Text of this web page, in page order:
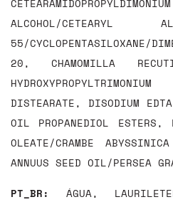
ALCOHOL/CETEARYL
55/CYCLOPENTASILOXANE/
20, CHAMOMILLA
DISTEARATE, DISODIUM
OIL PROPANEDIOL ESTERS,
OLEATE/CRAMBE
ANNUUS SEED OIL/PERSEA
PT_BR:
ÁGUA,